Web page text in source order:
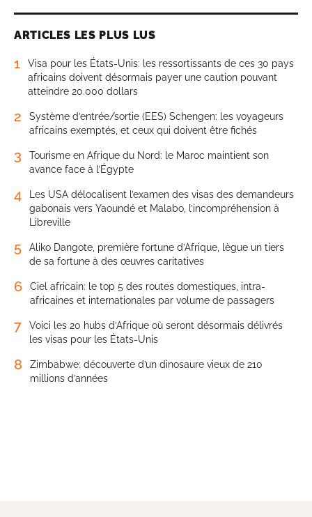
ARTICLES LES PLUS LUS
1
Visa pour les États-Unis: les ressortissants de ces 30 pays
africains doivent désormais payer une caution pouvant
atteindre 20.000 dollars
2
Système d’entrée/sortie (EES) Schengen: les voyageurs
africains exemptés, et ceux qui doivent être fichés
3
Tourisme en Afrique du Nord: le Maroc maintient son
avance face à l’Égypte
4
Les USA délocalisent l’examen des visas des demandeurs
gabonais vers Yaoundé et Malabo, l’incompréhension à
Libreville
5
Aliko Dangote, première fortune d’Afrique, lègue un tiers
de sa fortune à des œuvres caritatives
6
Ciel africain: le top 5 des routes domestiques, intra-
africaines et internationales par volume de passagers
7
Voici les 20 hubs d’Afrique où seront désormais délivrés
les visas pour les États-Unis
8
Zimbabwe: découverte d’un dinosaure vieux de 210
millions d’années